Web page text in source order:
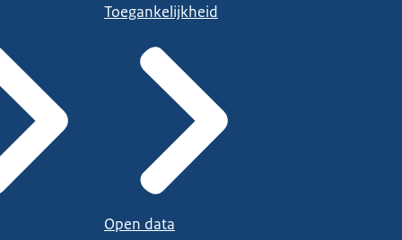
Toegankelijkheid
Open data